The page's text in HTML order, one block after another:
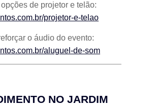
de projetor e telão:
projetor-e-telao
o áudio do evento:
aluguel-de-som
NO JARDIM